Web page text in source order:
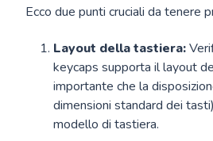
Ecco due punti cruciali da tenere
Layout della tastiera:
keycaps supporta il layout
importante che la
dimensioni standard dei
modello di tastiera.